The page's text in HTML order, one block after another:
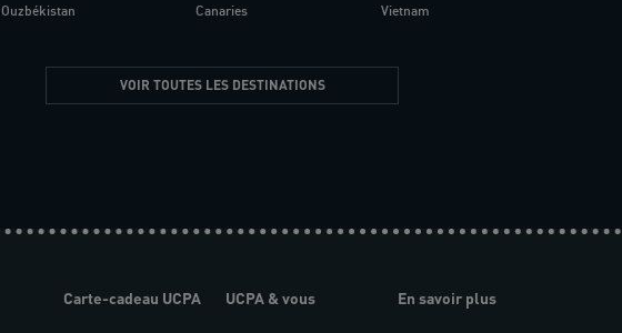
Ouzbékistan Canaries Vietnam
VOIR TOUTES LES DESTINATIONS
Carte-cadeau UCPA UCPA & vous En savoir plus